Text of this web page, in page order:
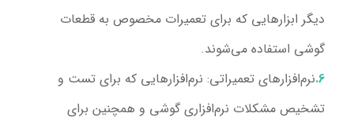
دیگر ابزارهایی که برای تعمیرات مخصوص به قطعات
گوشی استفاده می‌شوند.
نرم‌افزارهای تعمیراتی: نرم‌افزارهایی که برای تست و
تشخیص مشکلات نرم‌افزاری گوشی و همچنین برای